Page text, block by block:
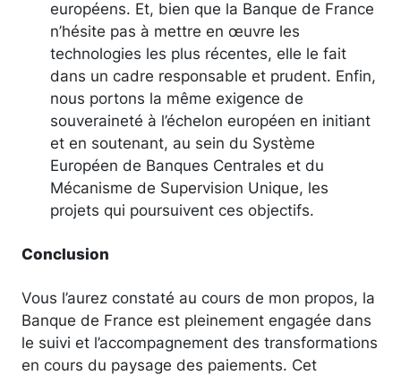
européens. Et, bien que la Banque de France
n’hésite pas à mettre en œuvre les
technologies les plus récentes, elle le fait
dans un cadre responsable et prudent. Enfin,
nous portons la même exigence de
souveraineté à l’échelon européen en initiant
et en soutenant, au sein du Système
Européen de Banques Centrales et du
Mécanisme de Supervision Unique, les
projets qui poursuivent ces objectifs.
Conclusion
Vous l’aurez constaté au cours de mon propos, la
Banque de France est pleinement engagée dans
le suivi et l’accompagnement des transformations
en cours du paysage des paiements. Cet